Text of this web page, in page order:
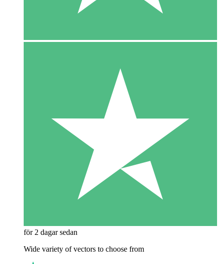
för 2 dagar sedan
Wide variety of vectors to choose from